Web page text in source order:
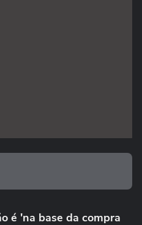
é 'na base da compra